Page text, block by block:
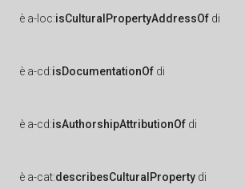
è a-loc:isCulturalPropertyAddressOf di
è a-cd:isDocumentationOf di
è a-cd:isAuthorshipAttributionOf di
è a-cat:describesCulturalProperty di